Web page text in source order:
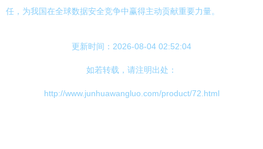
任，为我国在全球数据安全竞争中赢得主动贡献重要力量。
更新时间：2026-08-04 02:52:04
如若转载，请注明出处：
http://www.junhuawangluo.com/product/72.html